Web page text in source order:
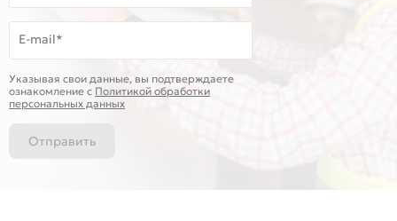
E-mail*
Указывая свои данные, вы подтверждаете
ознакомление c Политикой обработки
персональных данных
Отправить